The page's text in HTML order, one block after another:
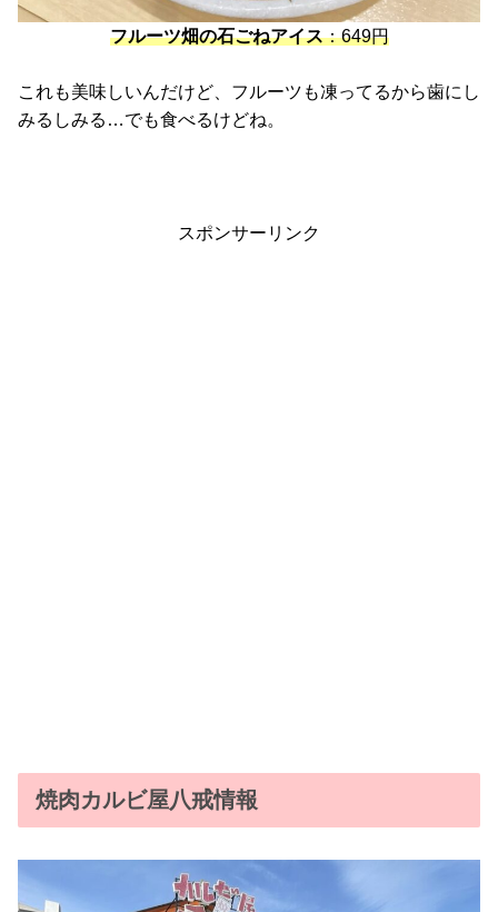
フルーツ畑の石ごねアイス：649円
これも美味しいんだけど、フルーツも凍ってるから歯にし
みるしみる…でも食べるけどね。
スポンサーリンク
焼肉カルビ屋八戒情報